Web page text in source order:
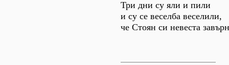
Три дни су яли и пили
и су се веселба веселили,
че Стоян си невеста